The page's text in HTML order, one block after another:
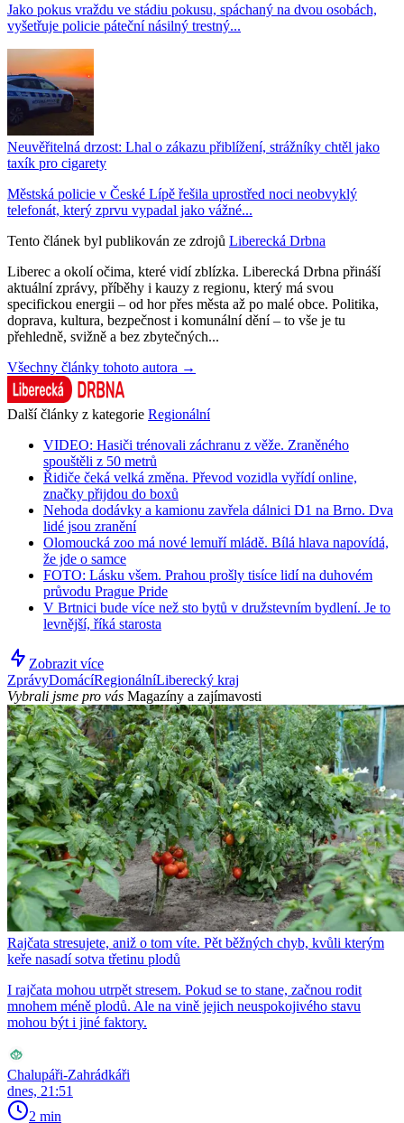
Jako pokus vraždu ve stádiu pokusu, spáchaný na dvou osobách,
vyšetřuje policie páteční násilný trestný...
Neuvěřitelná drzost: Lhal o zákazu přiblížení, strážníky chtěl jako
taxík pro cigarety
Městská policie v České Lípě řešila uprostřed noci neobvyklý
telefonát, který zprvu vypadal jako vážné...
Tento článek byl publikován ze zdrojů Liberecká Drbna
Liberec a okolí očima, které vidí zblízka. Liberecká Drbna přináší
aktuální zprávy, příběhy i kauzy z regionu, který má svou
specifickou energii – od hor přes města až po malé obce. Politika,
doprava, kultura, bezpečnost i komunální dění – to vše je tu
přehledně, svižně a bez zbytečných...
Všechny články tohoto autora →
Další články z kategorie Regionální
VIDEO: Hasiči trénovali záchranu z věže. Zraněného
spouštěli z 50 metrů
Řidiče čeká velká změna. Převod vozidla vyřídí online,
značky přijdou do boxů
Nehoda dodávky a kamionu zavřela dálnici D1 na Brno. Dva
lidé jsou zranění
Olomoucká zoo má nové lemuří mládě. Bílá hlava napovídá,
že jde o samce
FOTO: Lásku všem. Prahou prošly tisíce lidí na duhovém
průvodu Prague Pride
V Brtnici bude více než sto bytů v družstevním bydlení. Je to
levnější, říká starosta
Zobrazit více
ZprávyDomácíRegionálníLiberecký kraj
Vybrali jsme pro vás Magazíny a zajímavosti
Rajčata stresujete, aniž o tom víte. Pět běžných chyb, kvůli kterým
keře nasadí sotva třetinu plodů
I rajčata mohou utrpět stresem. Pokud se to stane, začnou rodit
mnohem méně plodů. Ale na vině jejich neuspokojivého stavu
mohou být i jiné faktory.
Chalupáři-Zahrádkáři
dnes, 21:51
2 min